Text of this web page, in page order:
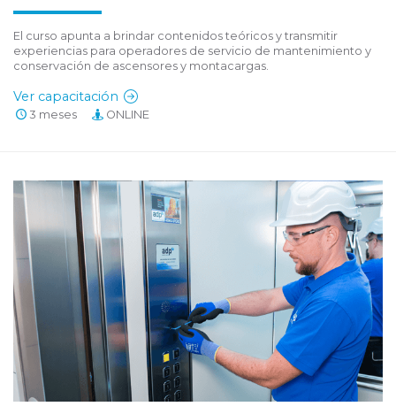
El curso apunta a brindar contenidos teóricos y transmitir
experiencias para operadores de servicio de mantenimiento y
conservación de ascensores y montacargas.
Ver capacitación
3 meses ONLINE